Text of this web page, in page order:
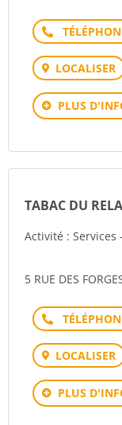
Téléphone
LOCALISER
PLUS
TABAC DU
Activité : Services
5 RUE DES
Téléphone
LOCALISER
PLUS